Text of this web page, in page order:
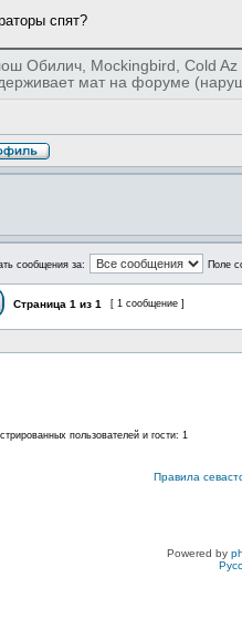
спят?
Обилич, Mockingbird, Cold
мат на форуме
сообщения за: Поле
Страница 1 из 1 [ 1 сообщение ]
пользователей и гости: 1
Правила
Powered by